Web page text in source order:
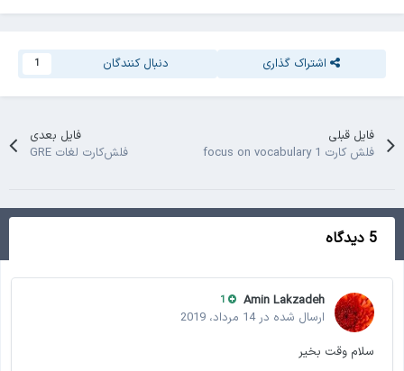
اشتراک گذاری دنبال کنندگان 1
فایل قبلی
فلش کارت focus on vocabulary 1
فایل بعدی
فلش‌کارت لغات GRE
5 دیدگاه
Amin Lakzadeh
ارسال شده در14 مرداد، 2019
سلام وقت بخیر